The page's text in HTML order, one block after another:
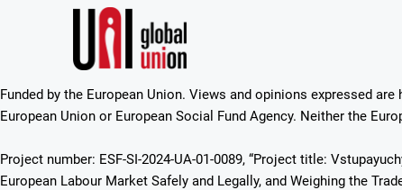
Funded by the European Union. Views and opinions expressed
European Union or European Social Fund Agency. Neither the
Project number: ESF-SI-2024-UA-01-0089, “Project title:
European Labour Market Safely and Legally, and Weighing the